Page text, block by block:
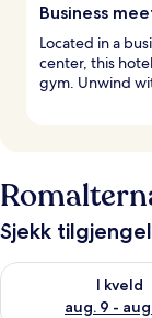
Business
Located in a
center, this
gym. Unwind
Sjekk
I kveld
aug. 9 -
Sjekk